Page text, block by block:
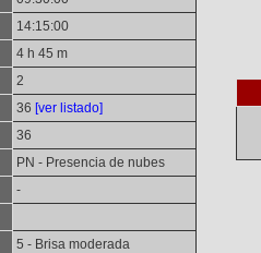
14:15:00
4 h 45 m
2
36 [ver listado]
36
PN - Presencia de nubes
-
5 - Brisa moderada